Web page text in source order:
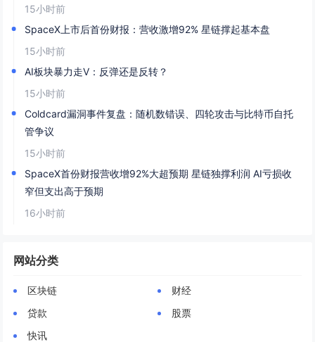
15小时前
SpaceX上市后首份财报：营收激增92% 星链撑起基本盘
15小时前
AI板块暴力走V：反弹还是反转？
15小时前
Coldcard漏洞事件复盘：随机数错误、四轮攻击与比特币自托
管争议
15小时前
SpaceX首份财报营收增92%大超预期 星链独撑利润 AI亏损收
窄但支出高于预期
16小时前
网站分类
区块链
财经
贷款
股票
快讯